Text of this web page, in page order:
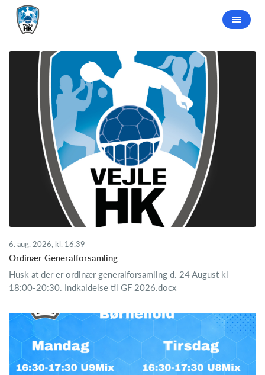
6. aug. 2026, kl. 16.39
Ordinær Generalforsamling
Husk at der er ordinær generalforsamling d. 24 August kl
18:00-20:30. Indkaldelse til GF 2026.docx